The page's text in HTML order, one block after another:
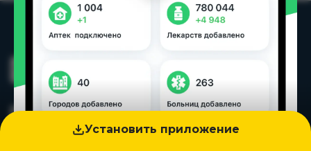
Установить приложение